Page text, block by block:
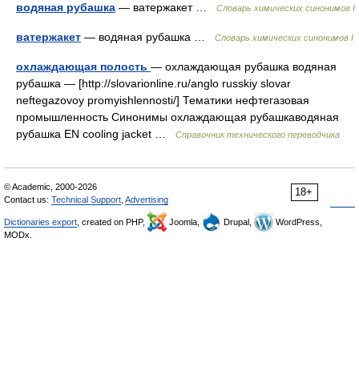
водяная рубашка — ватержакет … Cловарь химических синонимов I
ватержакет — водяная рубашка … Cловарь химических синонимов I
охлаждающая полость — охлаждающая рубашка водяная
рубашка — [http://slovarionline.ru/anglo russkiy slovar
neftegazovoy promyishlennosti/] Тематики нефтегазовая
промышленность Синонимы охлаждающая рубашкаводяная
рубашка EN cooling jacket …
Справочник технического переводчика
18+
© Academic, 2000-2026
Contact us: Technical Support Advertising
Dictionaries export , created on PHP, Joomla, Drupal,
WordPress,
MODx.